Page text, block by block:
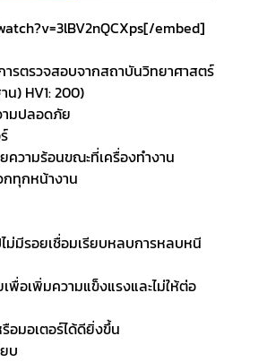
embed]
ารตรวจสอบจากสถาบันวิทยาศาสตร์
น) HV1: 200)
มปลอดภัย
ความร้อนขณะที่เครื่องทำงาน
กทุกหน้างาน
ม่มีรอยเชื่อมเรียบหลบการหลบหนี
พื่อเพิ่มความแข็งแรงและไม่ให้ต่อ
อมอเตอร์ได้ดียิ่งขึ้น
บ